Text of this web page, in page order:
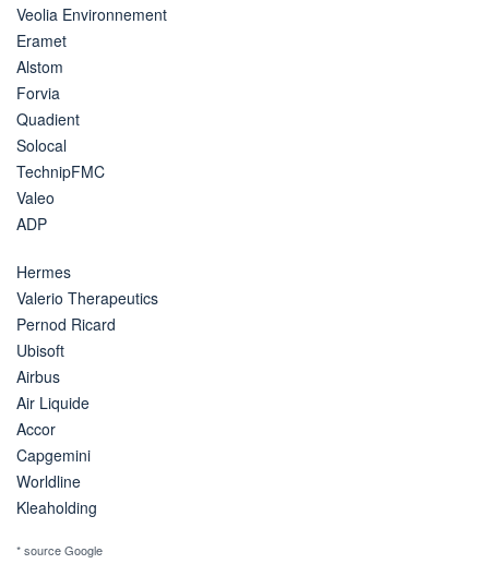
Veolia Environnement
Eramet
Alstom
Forvia
Quadient
Solocal
TechnipFMC
Valeo
ADP
Hermes
Valerio Therapeutics
Pernod Ricard
Ubisoft
Airbus
Air Liquide
Accor
Capgemini
Worldline
Kleaholding
* source Google